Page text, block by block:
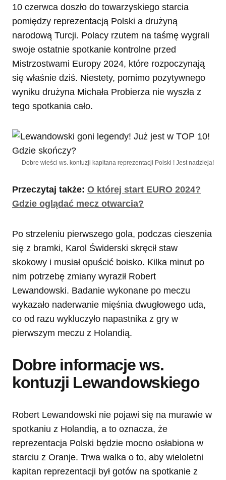
10 czerwca doszło do towarzyskiego starcia
pomiędzy reprezentacją Polski a drużyną
narodową Turcji. Polacy rzutem na taśmę wygrali
swoje ostatnie spotkanie kontrolne przed
Mistrzostwami Europy 2024, które rozpoczynają
się właśnie dziś. Niestety, pomimo pozytywnego
wyniku drużyna Michała Probierza nie wyszła z
tego spotkania cało.
Dobre wieści ws. kontuzji kapitana reprezentacji Polski ! Jest nadzieja!
Przeczytaj także: O której start EURO 2024?
Gdzie oglądać mecz otwarcia?
Po strzeleniu pierwszego gola, podczas cieszenia
się z bramki, Karol Świderski skręcił staw
skokowy i musiał opuścić boisko. Kilka minut po
nim potrzebę zmiany wyraził Robert
Lewandowski. Badanie wykonane po meczu
wykazało naderwanie mięśnia dwugłowego uda,
co od razu wykluczyło napastnika z gry w
pierwszym meczu z Holandią.
Dobre informacje ws.
kontuzji Lewandowskiego
Robert Lewandowski nie pojawi się na murawie w
spotkaniu z Holandią, a to oznacza, że
reprezentacja Polski będzie mocno osłabiona w
starciu z Oranje. Trwa walka o to, aby wieloletni
kapitan reprezentacji był gotów na spotkanie z